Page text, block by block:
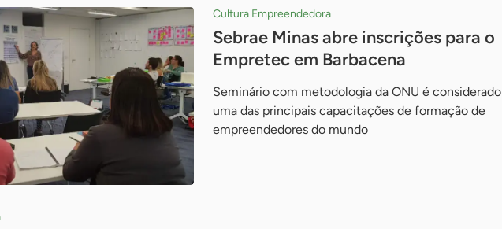
Cultura Empreendedora
Sebrae Minas abre inscrições para o
Empretec em Barbacena
Seminário com metodologia da ONU é considerado
uma das principais capacitações de formação de
empreendedores do mundo